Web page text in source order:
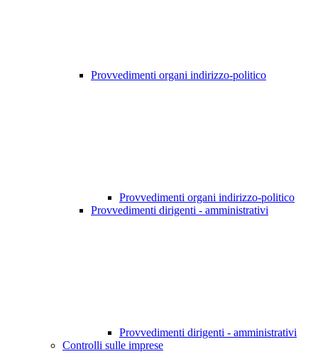
Provvedimenti organi indirizzo-politico
Provvedimenti organi indirizzo-politico
Provvedimenti dirigenti - amministrativi
Provvedimenti dirigenti - amministrativi
Controlli sulle imprese